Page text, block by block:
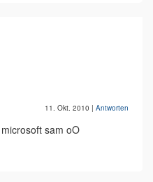
11. Okt. 2010 | Antworten
sam oO